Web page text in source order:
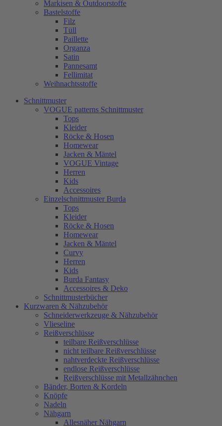
Markisen & Outdoorstoffe
Bastelstoffe
Filz
Tüll
Paillette
Organza
Satin
Pannesamt
Fellimitat
Weihnachtsstoffe
Schnittmuster
VOGUE patterns Schnittmuster
Tops
Kleider
Röcke & Hosen
Homewear
Jacken & Mäntel
VOGUE Vintage
Herren
Kids
Accessoires
Einzelschnittmuster Burda
Tops
Kleider
Röcke & Hosen
Homewear
Jacken & Mäntel
Curvy
Herren
Kids
Burda Fantasy
Accessoires & Deko
Schnittmusterbücher
Kurzwaren & Nähzubehör
Schneiderwerkzeuge & Nähzubehör
Vlieseline
Reißverschlüsse
teilbare Reißverschlüsse
nicht teilbare Reißverschlüsse
nahtverdeckte Reißverschlüsse
endlose Reißverschlüsse
Reißverschlüsse mit Metallzähnchen
Bänder, Borten & Kordeln
Knöpfe
Nadeln
Nähgarn
Allesnäher Nähgarn